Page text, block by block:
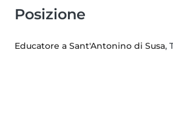
Posizione
Educatore a Sant'Antonino di Susa,